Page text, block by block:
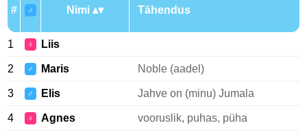
# ♂ Nimi Tähendus
1 ♀ Liis
2 ♂ Maris Noble (aadel)
3 ♂ Elis Jahve on (minu) Jumala
4 ♀ Agnes vooruslik, puhas, püha